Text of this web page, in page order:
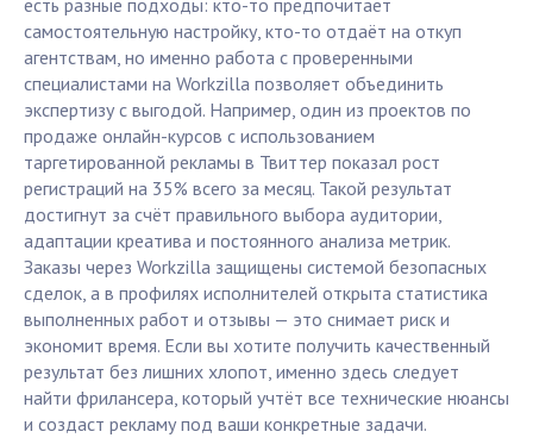
есть разные подходы: кто-то предпочитает
самостоятельную настройку, кто-то отдаёт на откуп
агентствам, но именно работа с проверенными
специалистами на Workzilla позволяет объединить
экспертизу с выгодой. Например, один из проектов по
продаже онлайн-курсов с использованием
таргетированной рекламы в Твиттер показал рост
регистраций на 35% всего за месяц. Такой результат
достигнут за счёт правильного выбора аудитории,
адаптации креатива и постоянного анализа метрик.
Заказы через Workzilla защищены системой безопасных
сделок, а в профилях исполнителей открыта статистика
выполненных работ и отзывы — это снимает риск и
экономит время. Если вы хотите получить качественный
результат без лишних хлопот, именно здесь следует
найти фрилансера, который учтёт все технические нюансы
и создаст рекламу под ваши конкретные задачи.